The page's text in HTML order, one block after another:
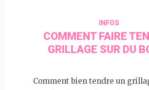
INFOS
COMMENT FAIRE
GRILLAGE SUR DU
Comment bien tendre un